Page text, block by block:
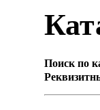
Поиск по